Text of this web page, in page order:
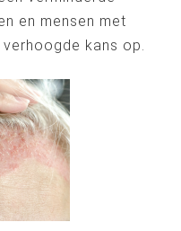
en mensen met
kans op.